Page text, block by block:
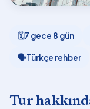
🗓7 gece 8 gün
🗣Türkçe rehber
Tur